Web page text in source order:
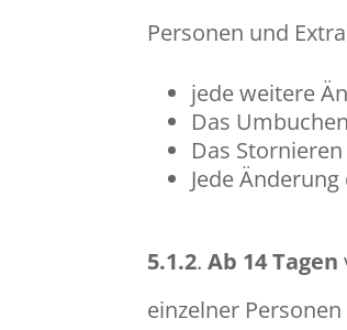
Personen und
jede weitere
Das
Das
Jede
5.1.2.Ab 14 Tagen
einzelner